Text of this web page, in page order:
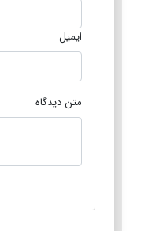
ایمیل
متن دیدگاه